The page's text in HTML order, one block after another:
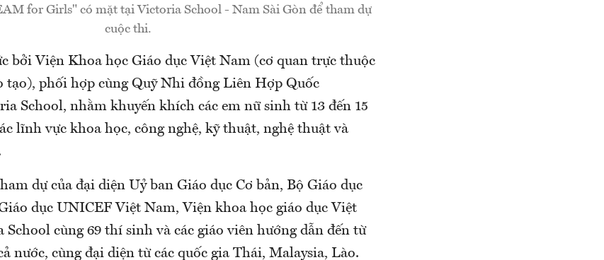
for Girls" có mặt tại Victoria School - Nam Sài Gòn để tham dự
cuộc thi.
bởi Viện Khoa học Giáo dục Việt Nam (cơ quan trực thuộc
tạo), phối hợp cùng Quỹ Nhi đồng Liên Hợp Quốc
School, nhằm khuyến khích các em nữ sinh từ 13 đến 15
lĩnh vực khoa học, công nghệ, kỹ thuật, nghệ thuật và
dự của đại diện Uỷ ban Giáo dục Cơ bản, Bộ Giáo dục
dục UNICEF Việt Nam, Viện khoa học giáo dục Việt
cùng 69 thí sinh và các giáo viên hướng dẫn đến từ
nước, cùng đại diện từ các quốc gia Thái, Malaysia, Lào.